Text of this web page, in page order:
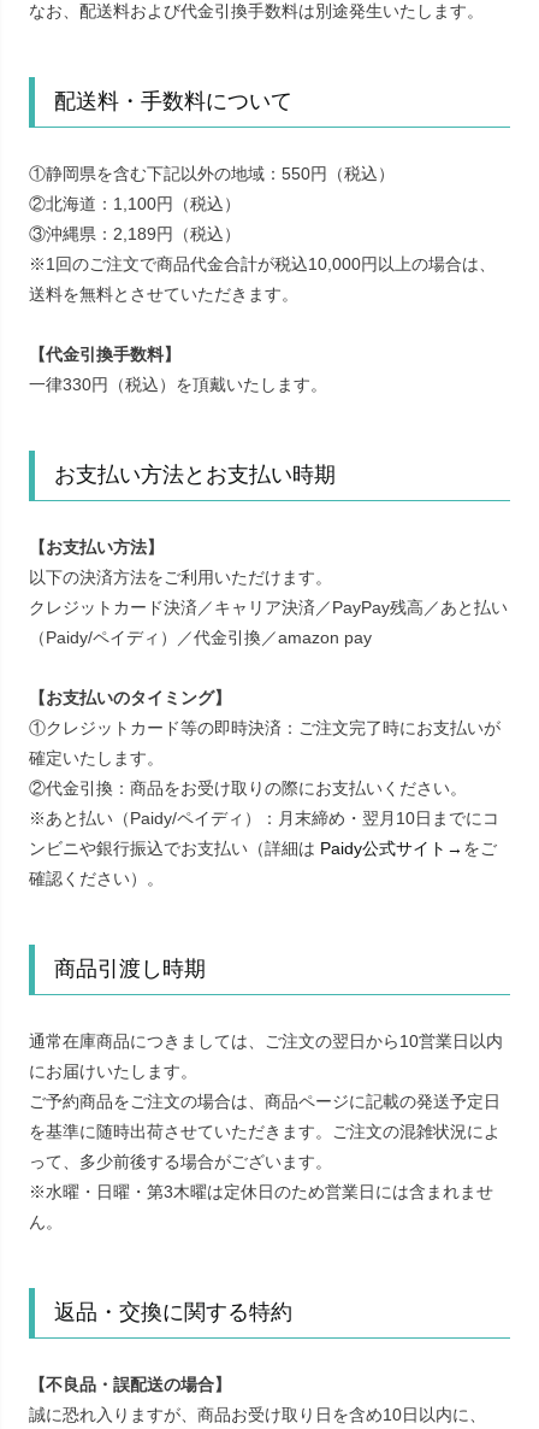
なお、配送料および代金引換手数料は別途発生いたします。
配送料・手数料について
①静岡県を含む下記以外の地域：550円（税込）
②北海道：1,100円（税込）
③沖縄県：2,189円（税込）
※1回のご注文で商品代金合計が税込10,000円以上の場合は、
送料を無料とさせていただきます。
【代金引換手数料】
一律330円（税込）を頂戴いたします。
お支払い方法とお支払い時期
【お支払い方法】
以下の決済方法をご利用いただけます。
クレジットカード決済／キャリア決済／PayPay残高／あと払い
（Paidy/ペイディ）／代金引換／amazon pay
【お支払いのタイミング】
①クレジットカード等の即時決済：ご注文完了時にお支払いが
確定いたします。
②代金引換：商品をお受け取りの際にお支払いください。
※あと払い（Paidy/ペイディ）：月末締め・翌月10日までにコ
ンビニや銀行振込でお支払い（詳細は Paidy公式サイト→ をご
確認ください）。
商品引渡し時期
通常在庫商品につきましては、ご注文の翌日から10営業日以内
にお届けいたします。
ご予約商品をご注文の場合は、商品ページに記載の発送予定日
を基準に随時出荷させていただきます。ご注文の混雑状況によ
って、多少前後する場合がございます。
※水曜・日曜・第3木曜は定休日のため営業日には含まれませ
ん。
返品・交換に関する特約
【不良品・誤配送の場合】
誠に恐れ入りますが、商品お受け取り日を含め10日以内に、